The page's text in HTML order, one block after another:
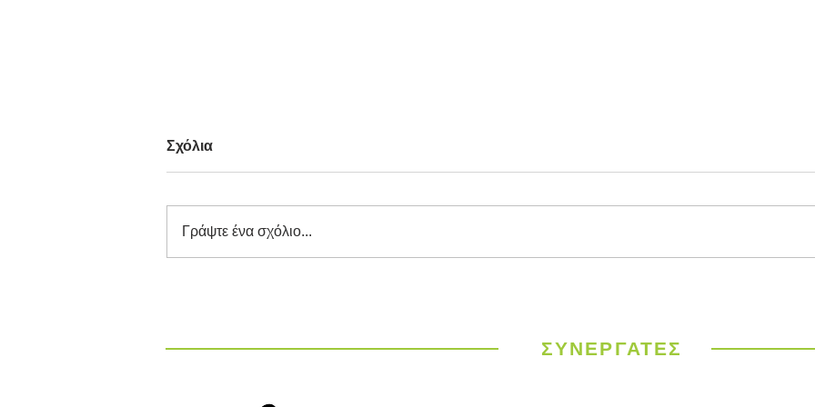
καύσωνας σαρώνει την
Ευρώπη
Σχόλια
Γράψτε ένα σχόλιο...
ΣΥΝΕΡΓΑΤΕΣ